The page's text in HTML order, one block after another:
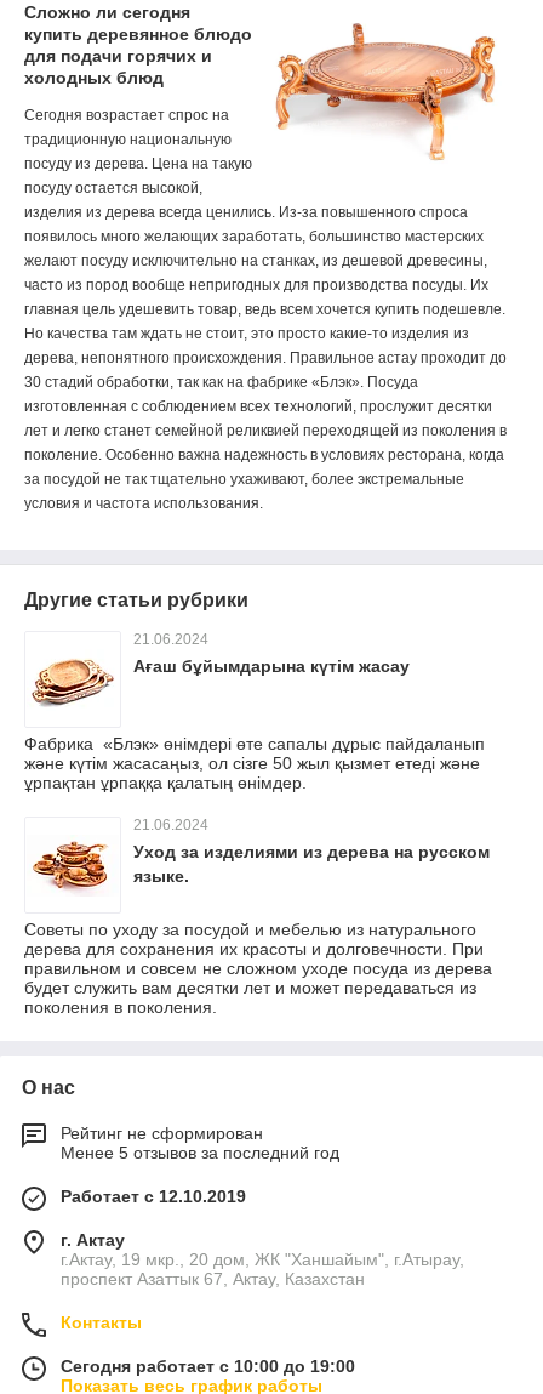
Сложно ли сегодня
купить деревянное блюдо
для подачи горячих и
холодных блюд
Сегодня возрастает спрос на
традиционную национальную
посуду из дерева. Цена на такую
посуду остается высокой,
изделия из дерева всегда ценились. Из-за повышенного спроса
появилось много желающих заработать, большинство мастерских
желают посуду исключительно на станках, из дешевой древесины,
часто из пород вообще непригодных для производства посуды. Их
главная цель удешевить товар, ведь всем хочется купить подешевле.
Но качества там ждать не стоит, это просто какие-то изделия из
дерева, непонятного происхождения. Правильное астау проходит до
30 стадий обработки, так как на фабрике «Блэк». Посуда
изготовленная с соблюдением всех технологий, прослужит десятки
лет и легко станет семейной реликвией переходящей из поколения в
поколение. Особенно важна надежность в условиях ресторана, когда
за посудой не так тщательно ухаживают, более экстремальные
условия и частота использования.
Другие статьи рубрики
21.06.2024
Ағаш бұйымдарына күтім жасау
Фабрика «Блэк» өнімдері өте сапалы дұрыс пайдаланып
және күтім жасасаңыз, ол сізге 50 жыл қызмет етеді және
ұрпақтан ұрпаққа қалатың өнімдер.
21.06.2024
Уход за изделиями из дерева на русском
языке.
Советы по уходу за посудой и мебелью из натурального
дерева для сохранения их красоты и долговечности. При
правильном и совсем не сложном уходе посуда из дерева
будет служить вам десятки лет и может передаваться из
поколения в поколения.
О нас
Рейтинг не сформирован
Менее 5 отзывов за последний год
Работает с 12.10.2019
г. Актау
г.Актау, 19 мкр., 20 дом, ЖК "Ханшайым", г.Атырау,
проспект Азаттык 67, Актау, Казахстан
Контакты
Сегодня работает с 10:00 до 19:00
Показать весь график работы